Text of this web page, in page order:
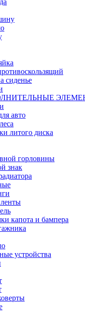
сиденье
авто
литого диска
горловины
знак
капота и бампера
устройства